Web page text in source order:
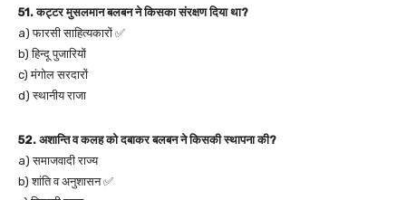
51. कट्टर मुसलमान बलबन ने किसका संरक्षण दिया था?
a) फारसी साहित्यकारों ✅
b) हिन्दू पुजारियों
c) मंगोल सरदारों
d) स्थानीय राजा
52. अशान्ति व कलह को दबाकर बलबन ने किसकी स्थापना की?
a) समाजवादी राज्य
b) शांति व अनुशासन ✅